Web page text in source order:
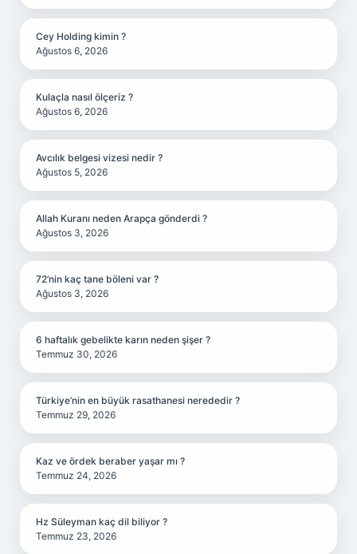
Cey Holding kimin ?
Ağustos 6, 2026
Kulaçla nasıl ölçeriz ?
Ağustos 6, 2026
Avcılık belgesi vizesi nedir ?
Ağustos 5, 2026
Allah Kuranı neden Arapça gönderdi ?
Ağustos 3, 2026
72’nin kaç tane böleni var ?
Ağustos 3, 2026
6 haftalık gebelikte karın neden şişer ?
Temmuz 30, 2026
Türkiye’nin en büyük rasathanesi nerededir ?
Temmuz 29, 2026
Kaz ve ördek beraber yaşar mı ?
Temmuz 24, 2026
Hz Süleyman kaç dil biliyor ?
Temmuz 23, 2026